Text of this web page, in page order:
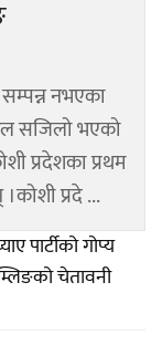
नभएका
सजिलो भएको
प्रदेशका प्रथम
प्रदे ...
पार्टीको गोप्य
चेतावनी